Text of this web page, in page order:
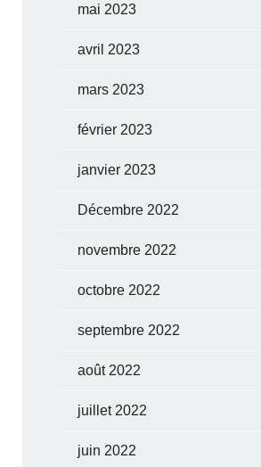
mai 2023
avril 2023
mars 2023
février 2023
janvier 2023
Décembre 2022
novembre 2022
octobre 2022
septembre 2022
août 2022
juillet 2022
juin 2022